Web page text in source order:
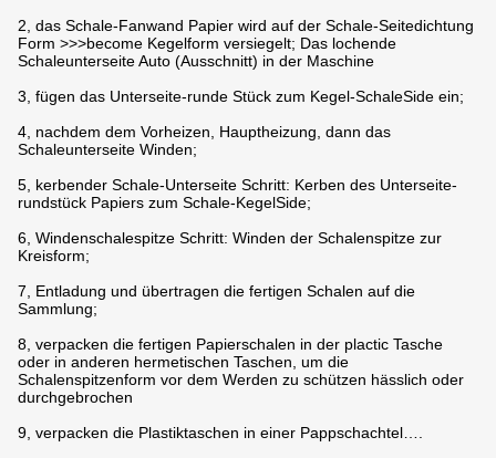
2, das Schale-Fanwand Papier wird auf der Schale-Seitedichtung
Form >>>become Kegelform versiegelt; Das lochende
Schaleunterseite Auto (Ausschnitt) in der Maschine
3, fügen das Unterseite-runde Stück zum Kegel-SchaleSide ein;
4, nachdem dem Vorheizen, Hauptheizung, dann das
Schaleunterseite Winden;
5, kerbender Schale-Unterseite Schritt: Kerben des Unterseite-
rundstück Papiers zum Schale-KegelSide;
6, Windenschalespitze Schritt: Winden der Schalenspitze zur
Kreisform;
7, Entladung und übertragen die fertigen Schalen auf die
Sammlung;
8, verpacken die fertigen Papierschalen in der plactic Tasche
oder in anderen hermetischen Taschen, um die
Schalenspitzenform vor dem Werden zu schützen hässlich oder
durchgebrochen
9, verpacken die Plastiktaschen in einer Pappschachtel….